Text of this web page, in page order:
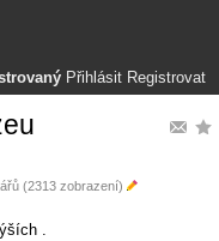
Přihlásit Registrovat
(2313 zobrazení)
.